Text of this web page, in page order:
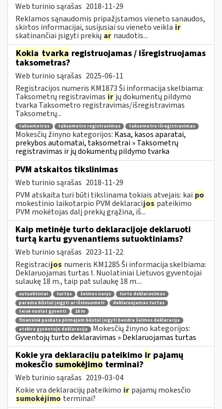
Web turinio sąrašas 2018-11-29
Reklamos sąnaudomis pripažįstamos vieneto sąnaudos,
skirtos informacijai, susijusiai su vieneto veikla ir
skatinančiai įsigyti prekių ar naudotis...
Kokia tvarka registruojamas / išregistruojamas
taksometras?
Web turinio sąrašas 2025-06-11
Registracijos numeris KM1873 Ši informacija skelbiama:
Taksometrų registravimas ir jų dokumentų pildymo
tvarka Taksometro registravimas/išregistravimas
Taksometrų...
taksometras taksometro registravimas taksometro išregistravimas
Mokesčių žinyno kategorijos: Kasa, kasos aparatai,
prekybos automatai, taksometrai » Taksometrų
registravimas ir jų dokumentų pildymo tvarka
PVM atskaitos tikslinimas
Web turinio sąrašas 2018-11-29
PVM atskaita turi būti tikslinama tokiais atvejais: kai po
mokestinio laikotarpio PVM deklaracijos pateikimo
PVM mokėtojas dalį prekių grąžina, iš...
Kaip metinėje turto deklaracijoje deklaruoti
turtą kartu gyvenantiems sutuoktiniams?
Web turinio sąrašas 2023-11-22
Registracijos numeris KM1285 Ši informacija skelbiama:
Deklaruojamas turtas I. Nuolatiniai Lietuvos gyventojai
sulaukę 18 m., taip pat sulaukę 18 m....
sutuoktiniai turtas šeimos narys
turto deklaravimas
parama būstui įsigyti ar išsinuomoti
deklaruojamas turtas
teisė nuolat gyventi
18 m
finansinė paskata pirmajam būstui įsigyti bendra šeimos deklaracija
atskira gyventojo deklaracija
Mokesčių žinyno kategorijos:
Gyventojų turto deklaravimas » Deklaruojamas turtas
Kokie yra deklaracijų pateikimo ir pajamų
mokesčio sumokėjimo terminai?
Web turinio sąrašas 2019-03-04
Kokie yra deklaracijų pateikimo ir pajamų mokesčio
sumokėjimo terminai?